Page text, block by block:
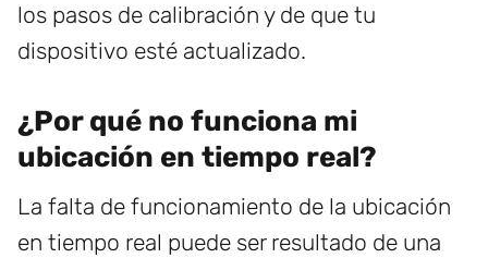
los pasos de calibración y de que tu
dispositivo esté actualizado.
¿Por qué no funciona mi
ubicación en tiempo real?
La falta de funcionamiento de la ubicación
en tiempo real puede ser resultado de una